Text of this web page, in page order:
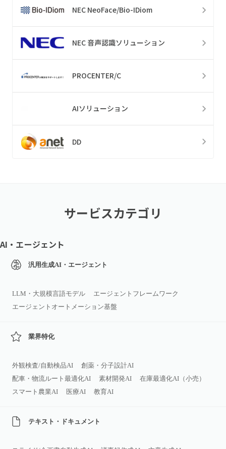
NEC NeoFace/Bio-IDiom
NEC 音声認識ソリューション
PROCENTER/C
AIソリューション
DD
サービスカテゴリ
AI・エージェント
汎用生成AI・エージェント
LLM・大規模言語モデル
エージェントフレームワーク
エージェントオートメーション基盤
業界特化
外観検査/自動検品AI
創薬・分子設計AI
配車・物流ルート最適化AI
素材開発AI
在庫最適化AI（小売）
スマート農業AI
医療AI 教育AI
テキスト・ドキュメント